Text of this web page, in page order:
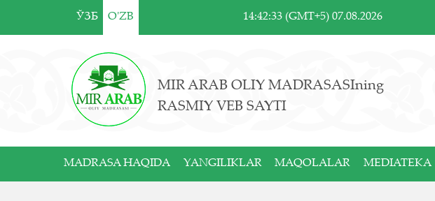
ЎЗБ O'ZB 14:42:33 (GMT+5) 07.08.2026
MIR ARAB OLIY MADRASASIning
RASMIY VEB SAYTI
MADRASA HAQIDA YANGILIKLAR MAQOLALAR MEDIATEKA